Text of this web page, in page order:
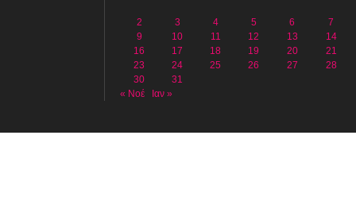
2 3 4 5 6
7
9
10 11 12 13
14
16
17 18 19 20
21
23
24 25 26 27
28
30
31
« Νοέ
Ιαν »